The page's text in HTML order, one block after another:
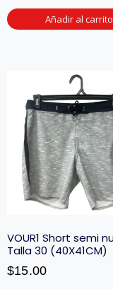
Añadir al carrito
VOUR1 Short semi
Talla 30 (40X41CM)
$15.00